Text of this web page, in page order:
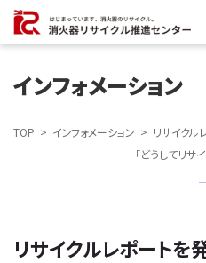
インフォメーション
TOP インフォメーション
リサイクル
「どうしてリサイ
リサイクルレポートを